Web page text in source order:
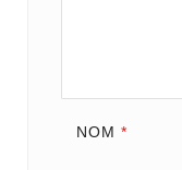
NOM *